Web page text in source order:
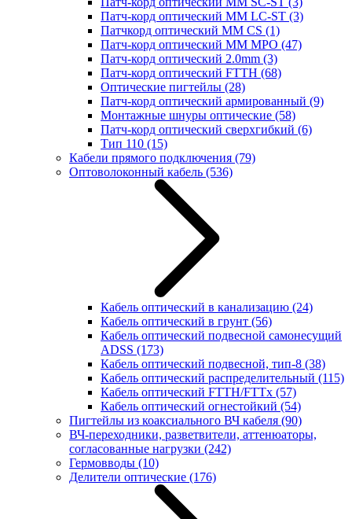
Патч-корд оптический MM LC-ST (3)
Патчкорд оптический MM CS (1)
Патч-корд оптический MM MPO (47)
Патч-корд оптический 2.0mm (3)
Патч-корд оптический FTTH (68)
Оптические пигтейлы (28)
Патч-корд оптический армированный (9)
Монтажные шнуры оптические (58)
Патч-корд оптический сверхгибкий (6)
Тип 110 (15)
Кабели прямого подключения (79)
Оптоволоконный кабель (536)
Кабель оптический в канализацию (24)
Кабель оптический в грунт (56)
Кабель оптический подвесной самонесущий
ADSS (173)
Кабель оптический подвесной, тип-8 (38)
Кабель оптический распределительный (115)
Кабель оптический FTTH/FTTx (57)
Кабель оптический огнестойкий (54)
Пигтейлы из коаксиального ВЧ кабеля (90)
ВЧ-переходники, разветвители, аттенюаторы,
согласованные нагрузки (242)
Гермовводы (10)
Делители оптические (176)